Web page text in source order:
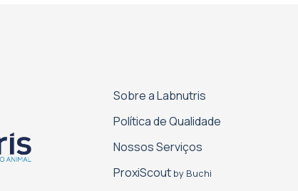
Sobre a Labnutris
Política de Qualidade
Nossos Serviços
Proxi­Scout by Buchi